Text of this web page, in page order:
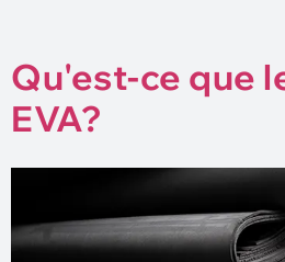
Qu'est-ce que
EVA?